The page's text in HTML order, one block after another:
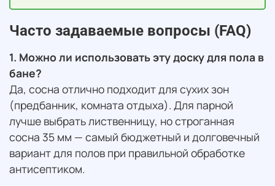
Часто задаваемые вопросы (FAQ)
1. Можно ли использовать эту доску для пола в
бане?
Да, сосна отлично подходит для сухих зон
(предбанник, комната отдыха). Для парной
лучше выбрать лиственницу, но строганная
сосна 35 мм — самый бюджетный и долговечный
вариант для полов при правильной обработке
антисептиком.